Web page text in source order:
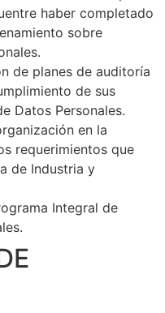
haber completado
sobre
de planes de auditoría
de sus
Datos Personales.
en la
requerimientos que
de Industria y
Integral de